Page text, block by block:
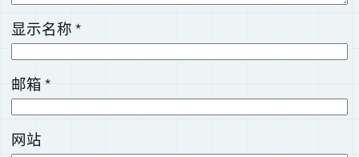
显示名称*
邮箱*
网站